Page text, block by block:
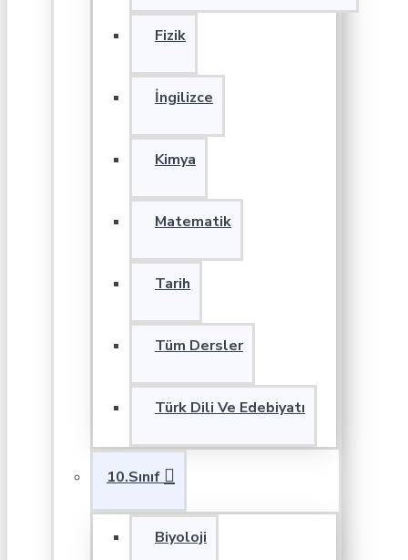
Fizik
İngilizce
Kimya
Matematik
Tarih
Tüm Dersler
Türk Dili Ve Edebiyatı
10.Sınıf
Biyoloji